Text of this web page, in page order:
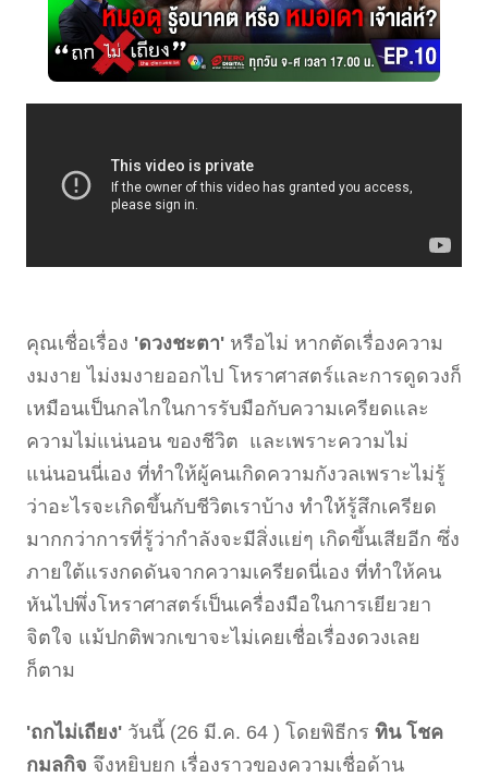
คุณเชื่อเรื่อง 'ดวงชะตา' หรือไม่ หากตัดเรื่องความ
งมงาย ไม่งมงายออกไป โหราศาสตร์และการดูดวงก็
เหมือนเป็นกลไกในการรับมือกับความเครียดและ
ความไม่แน่นอน ของชีวิต และเพราะความไม่
แน่นอนนี่เอง ที่ทำให้ผู้คนเกิดความกังวลเพราะไม่รู้
ว่าอะไรจะเกิดขึ้นกับชีวิตเราบ้าง ทำให้รู้สึกเครียด
มากกว่าการที่รู้ว่ากำลังจะมีสิ่งแย่ๆ เกิดขึ้นเสียอีก ซึ่ง
ภายใต้แรงกดดันจากความเครียดนี่เอง ที่ทำให้คน
หันไปพึ่งโหราศาสตร์เป็นเครื่องมือในการเยียวยา
จิตใจ แม้ปกติพวกเขาจะไม่เคยเชื่อเรื่องดวงเลย
ก็ตาม
'ถกไม่เถียง' วันนี้ (26 มี.ค. 64 ) โดยพิธีกร ทิน โชค
กมลกิจ จึงหยิบยก เรื่องราวของความเชื่อด้าน